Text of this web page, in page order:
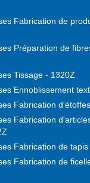
Fabrication de
Préparation de
Tissage - 1320Z
Ennoblissement
Fabrication
Fabrication
Fabrication de
Fabrication de